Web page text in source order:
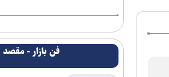
۱۴۰۵
برزگر: همای سعادت روی دوش
نشسته است/ عیار واقعی
هفته پنجم به بعد مشخص
فن بازار - مقصد